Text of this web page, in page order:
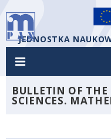
JEDNOSTKA
BULLETIN OF
SCIENCES.